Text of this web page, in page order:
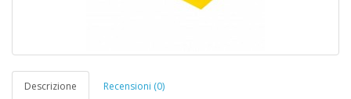
Descrizione Recensioni (0)